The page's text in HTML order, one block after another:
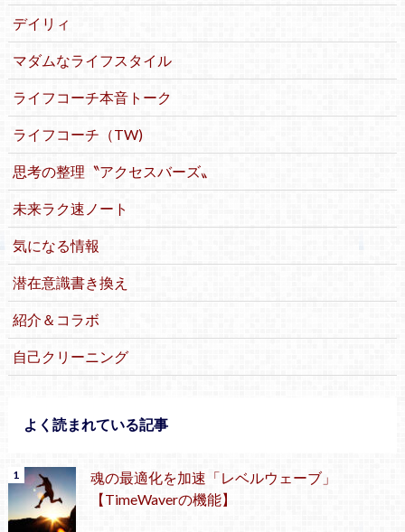
デイリィ
マダムなライフスタイル
ライフコーチ本音トーク
ライフコーチ（TW)
思考の整理〝アクセスバーズ〟
未来ラク速ノート
気になる情報
潜在意識書き換え
紹介＆コラボ
自己クリーニング
よく読まれている記事
魂の最適化を加速「レベルウェーブ」
【TimeWaverの機能】